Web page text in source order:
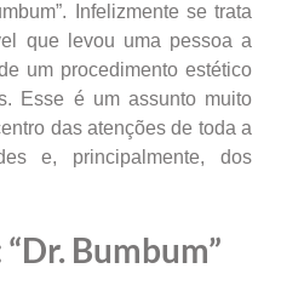
Infelizmente se trata
que levou uma pessoa a
um procedimento estético
Esse é um assunto muito
das atenções de toda a
e, principalmente, dos
Bumbum”